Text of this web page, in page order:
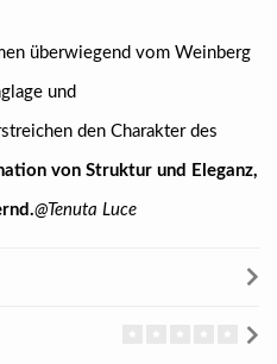
überwiegend vom Weinberg
und
den Charakter des
von Struktur und Eleganz,
@Tenuta Luce